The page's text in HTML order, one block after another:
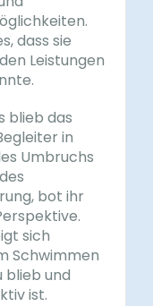
dass sie
Leistungen
blieb das
in
Umbruchs
bot ihr
sich
Schwimmen
blieb und
ist.